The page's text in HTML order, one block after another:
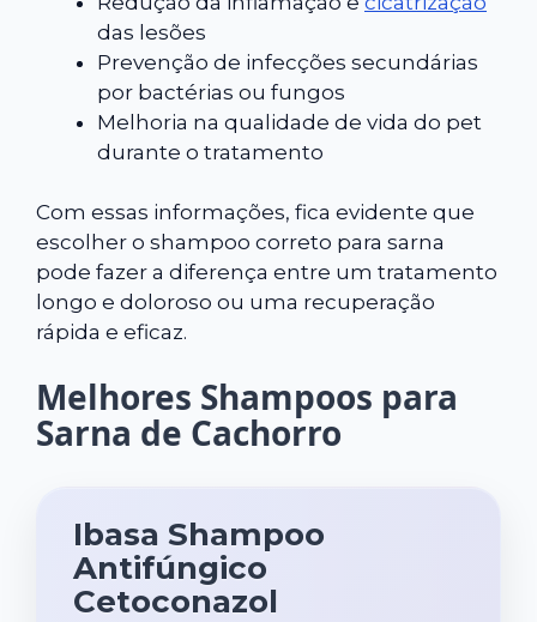
das lesões
Prevenção de infecções secundárias
por bactérias ou fungos
Melhoria na qualidade de vida do pet
durante o tratamento
Com essas informações, fica evidente que
escolher o shampoo correto para sarna
pode fazer a diferença entre um tratamento
longo e doloroso ou uma recuperação
rápida e eficaz.
Melhores Shampoos para
Sarna de Cachorro
Ibasa Shampoo
Antifúngico
Cetoconazol